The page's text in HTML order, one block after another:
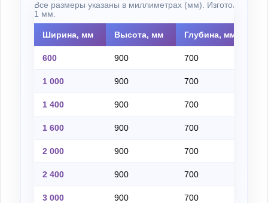
Все размеры указаны в миллиметрах (мм). Изготовление
1 мм.
Ширина, мм Высота, мм Глубина, мм
600 900 700
1 000 900 700
1 400 900 700
1 600 900 700
2 000 900 700
2 400 900 700
3 000 900 700